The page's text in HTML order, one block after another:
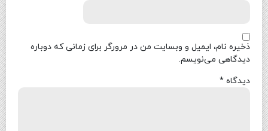
ذخیره نام، ایمیل و وبسایت من در مرورگر برای زمانی که دوباره
دیدگاهی می‌نویسم.
دیدگاه *